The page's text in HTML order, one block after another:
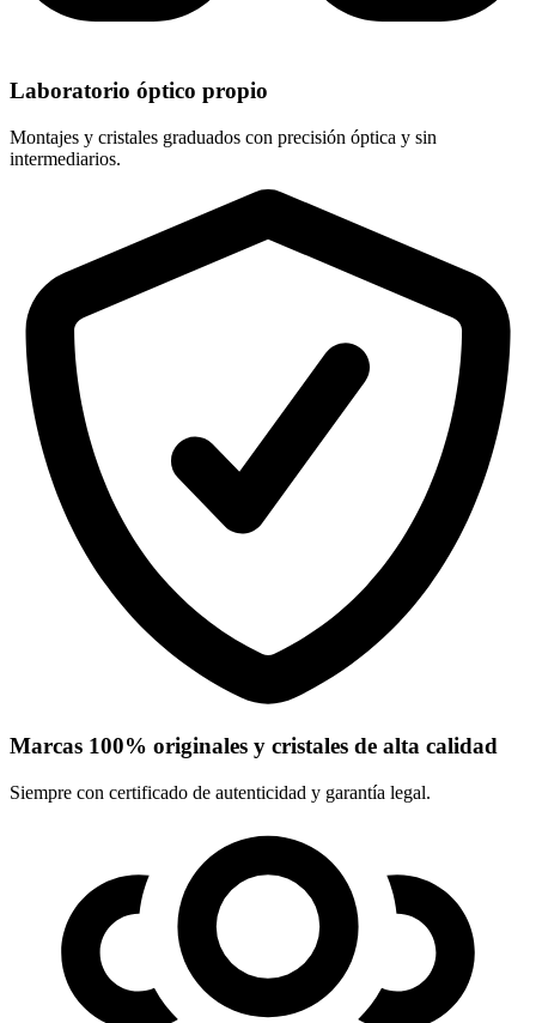
Laboratorio óptico propio
Montajes y cristales graduados con precisión óptica y sin
intermediarios.
Marcas 100% originales y cristales de alta calidad
Siempre con certificado de autenticidad y garantía legal.